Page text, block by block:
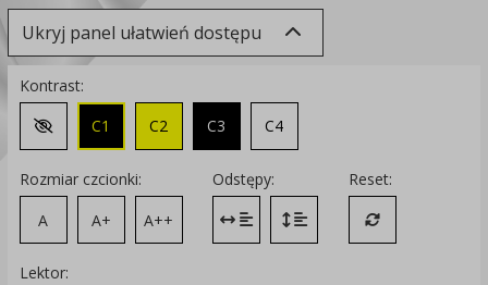
Ukryj panel ułatwień dostępu
Kontrast:
Zmień kontrast na domyślny
C1 C2 C3 C4
Rozmiar czcionki:
A
A+ A++
Odstępy:
Zmień odstęp między literami
Zmień interlinię i margines
Reset:
Przywróć
Lektor: